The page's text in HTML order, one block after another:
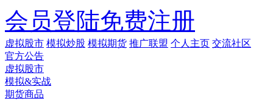
会员登陆免费注册
虚拟股市 模拟炒股 模拟期货 推广联盟 个人主页 交流社区
官方公告
虚拟股市
模拟&实战
期货商品